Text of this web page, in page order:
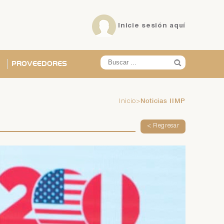
Inicie sesión aquí
PROVEEDORES
Inicio>Noticias IIMP
< Regresar